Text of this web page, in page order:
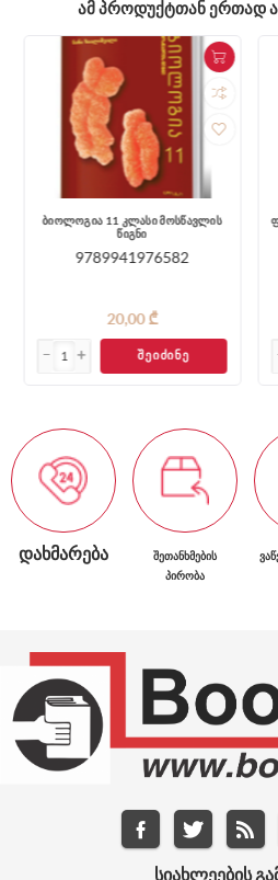
ᲐᲛ ᲞᲠᲝᲓᲣᲥᲢᲗᲐᲜ ᲔᲠᲗᲐᲓ
ბიოლოგია 11 კლასი მოსწავლის
წიგნი
9789941976582
20,00 ₾
ᲨᲔᲘᲫᲘᲜᲔ
ᲓᲐᲮᲛᲐᲠᲔᲑᲐ
ᲨᲔᲗᲐᲜᲮᲛᲔᲑᲘᲡ
ᲞᲘᲠᲝᲑᲐ
ᲡᲘᲐᲮᲚᲔᲔᲑᲘᲡ